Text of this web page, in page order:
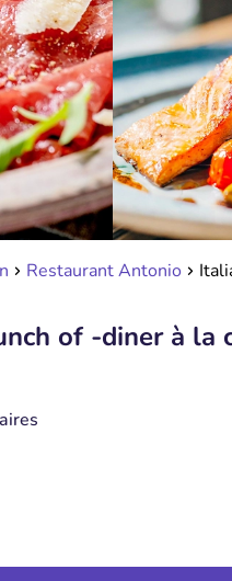
Restaurant Antonio
of -diner à